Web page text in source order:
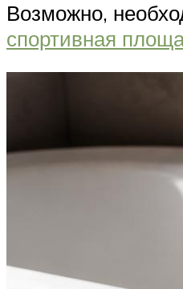
Возможно,
спортивная